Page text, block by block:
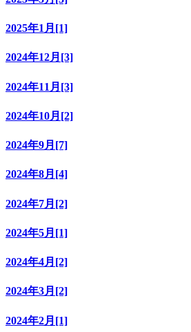
2025年1月[1]
2024年12月[3]
2024年11月[3]
2024年10月[2]
2024年9月[7]
2024年8月[4]
2024年7月[2]
2024年5月[1]
2024年4月[2]
2024年3月[2]
2024年2月[1]